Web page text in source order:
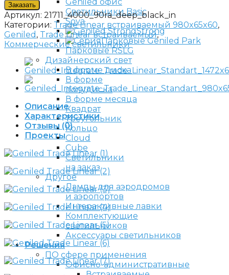
Светильники Basic
Sova
Strong
Парковые Geniled Park
Парковые RSLG
Дизайнерский свет
В форме диска
В форме
полудиска
В форме месяца
Квадрат
Треугольник
Кольцо
Cloud
Cube
Светильники
на заказ
Другое
Лампы для аэродромов
и аэропортов
Интерактивные лавки
Комплектующие
светильников
Аксессуары светильников
Решения
ПО сфере применения
Офисно-административные
Заказать
Артикул: 21711_4000_90ra_deep_black_in
Категории: Trade Linear встраиваемый 980x65x60,
Geniled , Trade Linear встраиваемый,
Коммерческие светильники
Описание
Характеристики
Отзывы (0)
Проекты